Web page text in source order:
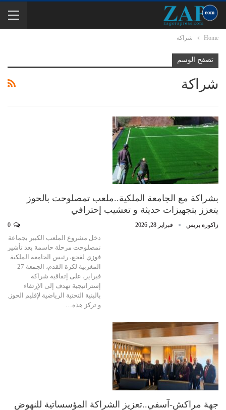
Home شراكة
تصفح الوسم
شراكة
بشراكة مع الجامعة الملكية..ملعب تمصلوحت بالحوز
يتعزز بتجهيزات حديثة و تعشيب إحترافي
زاكورة بريس فبراير 28, 2026
دخل مشروع الملعب الكبير بجماعة
تمصلوحت مرحلة حاسمة بعد تأشير
فوزي لقجع، رئيس الجامعة الملكية
المغربية لكرة القدم، الجمعة 27
فبراير، على إتفاقية شراكة
إستراتيجية تهدف إلى الإرتقاء
بالبنية التحتية الرياضية لإقليم الحوز.
و تركز هذه…
جهة مراكش-آسفي..تعزيز الشراكة المؤسساتية للنهوض